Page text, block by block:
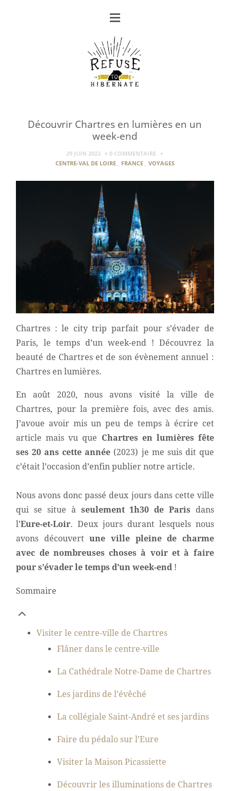
Découvrir Chartres en lumières en un
week-end
29 JUIN 2023
0 COMMENTAIRE
CENTRE-VAL DE LOIRE
FRANCE VOYAGES
Chartres : le city trip parfait pour s’évader de
Paris, le temps d’un week-end ! Découvrez la
beauté de Chartres et de son évènement annuel :
Chartres en lumières.
En août 2020, nous avons visité la ville de
Chartres, pour la première fois, avec des amis.
J’avoue avoir mis un peu de temps à écrire cet
article mais vu que Chartres en lumières fête
ses 20 ans cette année (2023) je me suis dit que
c’était l’occasion d’enfin publier notre article.
Nous avons donc passé deux jours dans cette ville
qui se situe à seulement 1h30 de Paris dans
l’Eure-et-Loir. Deux jours durant lesquels nous
avons découvertune ville pleine de charme
avec de nombreuses choses à voir et à faire
pour s’évader le temps d’un week-end !
Sommaire
Visiter le centre-ville de Chartres
Flâner dans le centre-ville
La Cathédrale Notre-Dame de Chartres
Les jardins de l’évêché
La collégiale Saint-André et ses jardins
Faire du pédalo sur l’Eure
Visiter la Maison Picassiette
Découvrir les illuminations de Chartres